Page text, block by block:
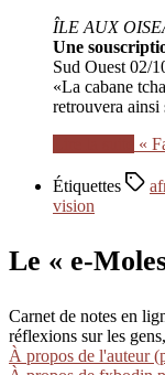
ÎLE AUX
Une
Sud Ouest 02/
«La cabane
retrouvera ainsi
«
Étiquettes
vision
Le « e-
Carnet de notes en
réflexions sur les
À propos de l'auteur